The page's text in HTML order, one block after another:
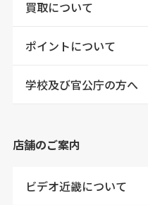
買取について
ポイントについて
学校及び官公庁の方へ
店舗のご案内
ビデオ近畿について